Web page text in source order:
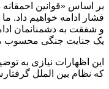
بر اساس «قوانین
فشار ادامه خواهیم داد.
و شفقت به دشمنانمان
یک جنایت جنگی محسوب
این اظهارات نیازی به
که نظام بین الملل